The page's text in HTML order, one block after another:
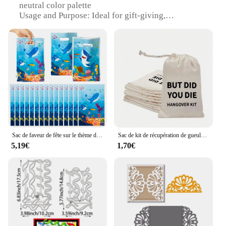
neutral color palette
Usage and Purpose: Ideal for gift-giving,
Typical Adaptive Scenario: Perfect for a variety of
occasions, from birthdays to weddings
Shape or Size or Weight or Quantity: Available in
multiple sizes, with lightweight construction for
easy handling
Performance and Property: Sturdy and eco-friendly,
designed for repeated use
Features:
**Elegant and Versatile Gift Packaging**
The DIE GIFT BAG is more than just a gift bag; it's
cater to a diverse range of gift-giving scenarios,
these boîtes et sacs cadeaux are the epitome of
elegance. The neutral color palette ensures that your
gifts are the center of attention, while the durable
cardboard material provides a sturdy and reliable
base for your treasures. Whether you're looking to
Sac de faveur de fête sur le thème de la vie marine et de l'océan, animal dans la mer, poignée découpée, baleine, requin, sacs cadeaux d'anniversaire, 50 pièces
5,19€
Sac de kit de récupération de gueule de bois de mariage, fil de proximité réutilisable, tissage uni, gril fin, cadeau de mariée, fête de poule, 3 pièces
1,70€